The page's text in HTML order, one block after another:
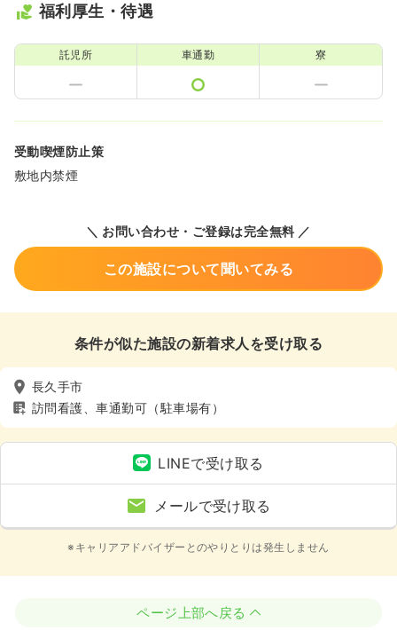
福利厚生・待遇
託児所 車通勤 寮
受動喫煙防止策
敷地内禁煙
＼ お問い合わせ・ご登録は完全無料 ／
この施設について聞いてみる
条件が似た施設の新着求人を受け取る
長久手市
訪問看護、車通勤可（駐車場有）
LINEで受け取る
メールで受け取る
※キャリアアドバイザーとのやりとりは発生しません
ページ上部へ戻る